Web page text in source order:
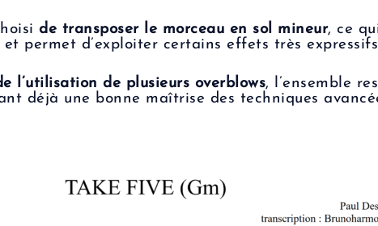
de transposer le morceau en sol mineur, ce
et permet d’exploiter certains effets très
l’utilisation de plusieurs overblows, l’ensemble
déjà une bonne maîtrise des techniques